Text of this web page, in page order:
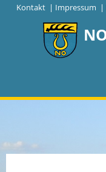
Kontakt | Impressum |